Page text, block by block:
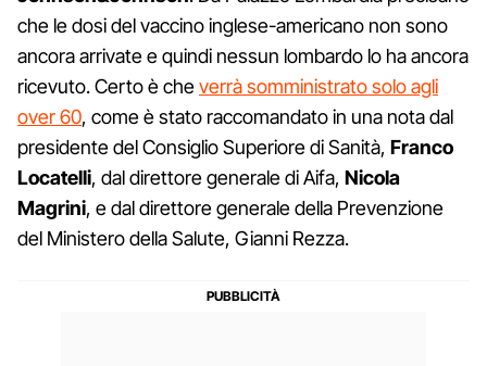
che le dosi del vaccino inglese-americano non sono
ancora arrivate e quindi nessun lombardo lo ha ancora
ricevuto. Certo è cheverrà somministrato solo agli
over 60, come è stato raccomandato in una nota dal
presidente del Consiglio Superiore di Sanità, Franco
Locatelli, dal direttore generale di Aifa, Nicola
Magrini, e dal direttore generale della Prevenzione
del Ministero della Salute, Gianni Rezza.